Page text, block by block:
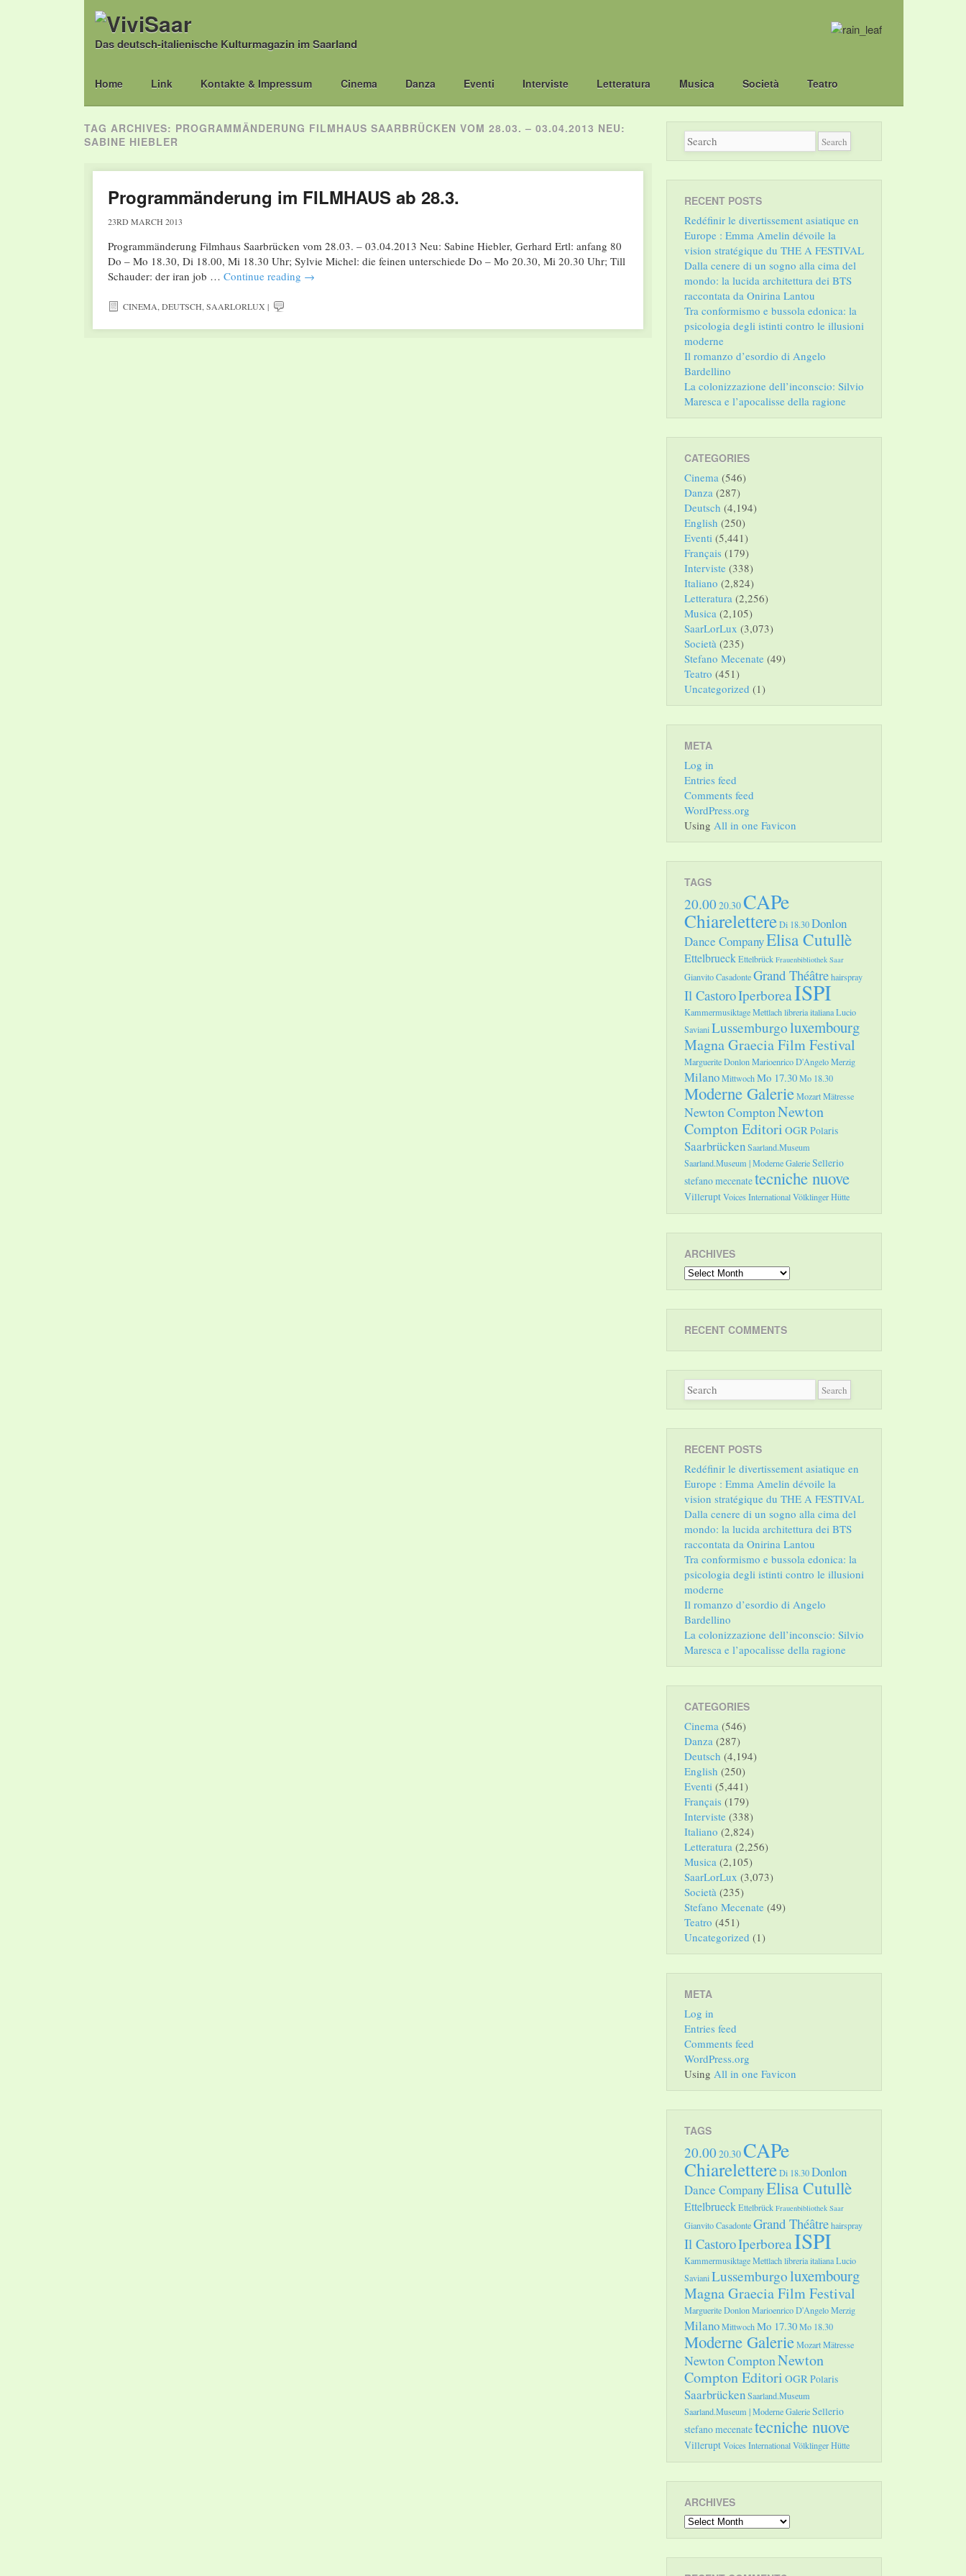
Das deutsch-italienische Kulturmagazin im Saarland
Main menu
Skip
Home Link Kontakte & Impressum Cinema Danza Eventi Interviste Letteratura Musica Società Teatro
TAG ARCHIVES: PROGRAMMÄNDERUNG FILMHAUS SAARBRÜCKEN VOM 28.03. – 03.04.2013 NEU:
SABINE HIEBLER
Programmänderung im FILMHAUS ab 28.3.
23RD MARCH 2013
Programmänderung Filmhaus Saarbrücken vom 28.03. – 03.04.2013 Neu: Sabine Hiebler, Gerhard Ertl: anfang 80
Do – Mo 18.30, Di 18.00, Mi 18.30 Uhr; Sylvie Michel: die feinen unterschiede Do – Mo 20.30, Mi 20.30 Uhr; Till
Schauder: der iran job … Continue reading →
CINEMA,DEUTSCH,SAARLORLUX |
RECENT POSTS
Redéfinir le divertissement asiatique en
Europe : Emma Amelin dévoile la
vision stratégique du THE A FESTIVAL
Dalla cenere di un sogno alla cima del
mondo: la lucida architettura dei BTS
raccontata da Onirina Lantou
Tra conformismo e bussola edonica: la
psicologia degli istinti contro le illusioni
moderne
Il romanzo d’esordio di Angelo
Bardellino
La colonizzazione dell’inconscio: Silvio
Maresca e l’apocalisse della ragione
CATEGORIES
Cinema (546)
Danza (287)
Deutsch (4,194)
English (250)
Eventi (5,441)
Français (179)
Interviste (338)
Italiano (2,824)
Letteratura (2,256)
Musica (2,105)
SaarLorLux (3,073)
Società (235)
Stefano Mecenate (49)
Teatro (451)
Uncategorized (1)
META
Log in
Entries feed
Comments feed
WordPress.org
Using All in one Favicon
TAGS
20.00 20.30CAPe
ChiarelettereDi 18.30Donlon
Dance CompanyElisa Cutullè
EttelbrueckEttelbrück Frauenbibliothek Saar
Gianvito CasadonteGrand Théâtrehairspray
Il CastoroIperboreaISPI
Kammermusiktage Mettlachlibreria italianaLucio
SavianiLussemburgoluxembourg
Magna Graecia Film Festival
Marguerite DonlonMarioenrico D'AngeloMerzig
MilanoMittwochMo 17.30Mo 18.30
Moderne GalerieMozartMätresse
Newton ComptonNewton
Compton Editori OGRPolaris
SaarbrückenSaarland.Museum
Saarland.Museum | Moderne GalerieSellerio
stefano mecenatetecniche nuove
VilleruptVoices InternationalVölklinger Hütte
ARCHIVES
Archives
RECENT COMMENTS
RECENT POSTS
Redéfinir le divertissement asiatique en
Europe : Emma Amelin dévoile la
vision stratégique du THE A FESTIVAL
Dalla cenere di un sogno alla cima del
mondo: la lucida architettura dei BTS
raccontata da Onirina Lantou
Tra conformismo e bussola edonica: la
psicologia degli istinti contro le illusioni
moderne
Il romanzo d’esordio di Angelo
Bardellino
La colonizzazione dell’inconscio: Silvio
Maresca e l’apocalisse della ragione
CATEGORIES
Cinema (546)
Danza (287)
Deutsch (4,194)
English (250)
Eventi (5,441)
Français (179)
Interviste (338)
Italiano (2,824)
Letteratura (2,256)
Musica (2,105)
SaarLorLux (3,073)
Società (235)
Stefano Mecenate (49)
Teatro (451)
Uncategorized (1)
META
Log in
Entries feed
Comments feed
WordPress.org
Using All in one Favicon
TAGS
20.00 20.30CAPe
ChiarelettereDi 18.30Donlon
Dance CompanyElisa Cutullè
EttelbrueckEttelbrück Frauenbibliothek Saar
Gianvito CasadonteGrand Théâtrehairspray
Il CastoroIperboreaISPI
Kammermusiktage Mettlachlibreria italianaLucio
SavianiLussemburgoluxembourg
Magna Graecia Film Festival
Marguerite DonlonMarioenrico D'AngeloMerzig
MilanoMittwochMo 17.30Mo 18.30
Moderne GalerieMozartMätresse
Newton ComptonNewton
Compton Editori OGRPolaris
SaarbrückenSaarland.Museum
Saarland.Museum | Moderne GalerieSellerio
stefano mecenatetecniche nuove
VilleruptVoices InternationalVölklinger Hütte
ARCHIVES
Archives